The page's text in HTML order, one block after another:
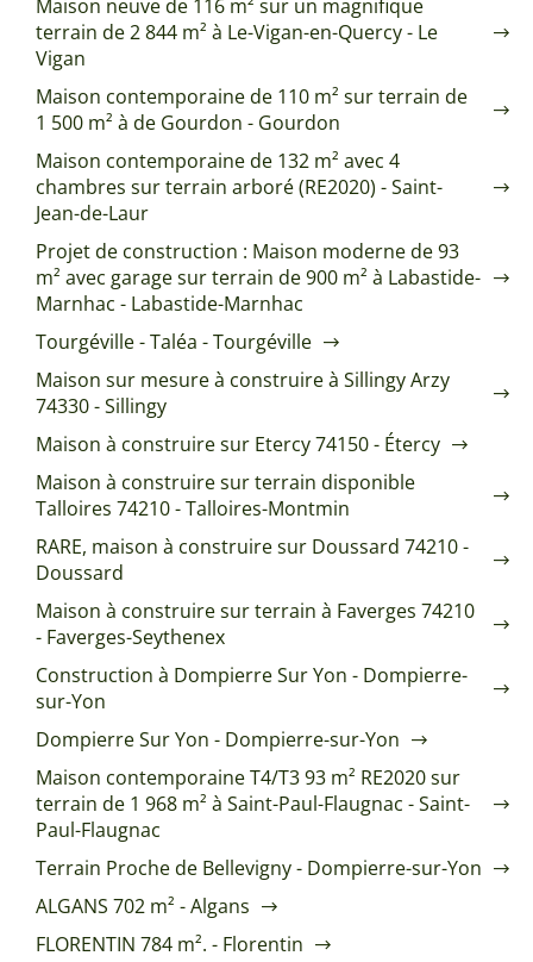
Maison neuve de 116 m² sur un magnifique
terrain de 2 844 m² à Le-Vigan-en-Quercy - Le
Vigan
Maison contemporaine de 110 m² sur terrain de
1 500 m² à de Gourdon - Gourdon
Maison contemporaine de 132 m² avec 4
chambres sur terrain arboré (RE2020) - Saint-
Jean-de-Laur
Projet de construction : Maison moderne de 93
m² avec garage sur terrain de 900 m² à Labastide-
Marnhac - Labastide-Marnhac
Tourgéville - Taléa - Tourgéville
Maison sur mesure à construire à Sillingy Arzy
74330 - Sillingy
Maison à construire sur Etercy 74150 - Étercy
Maison à construire sur terrain disponible
Talloires 74210 - Talloires-Montmin
RARE, maison à construire sur Doussard 74210 -
Doussard
Maison à construire sur terrain à Faverges 74210
- Faverges-Seythenex
Construction à Dompierre Sur Yon - Dompierre-
sur-Yon
Dompierre Sur Yon - Dompierre-sur-Yon
Maison contemporaine T4/T3 93 m² RE2020 sur
terrain de 1 968 m² à Saint-Paul-Flaugnac - Saint-
Paul-Flaugnac
Terrain Proche de Bellevigny - Dompierre-sur-Yon
ALGANS 702 m² - Algans
FLORENTIN 784 m². - Florentin